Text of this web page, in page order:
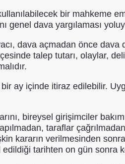
bir mahkeme
genel dava yargılaması
dava açmadan önce dava
talep tutarı, olaylar,
ay içinde itiraz edilebilir.
bireysel girişimciler
taraflar
kararın verilmesinden
tarihten on gün sonra